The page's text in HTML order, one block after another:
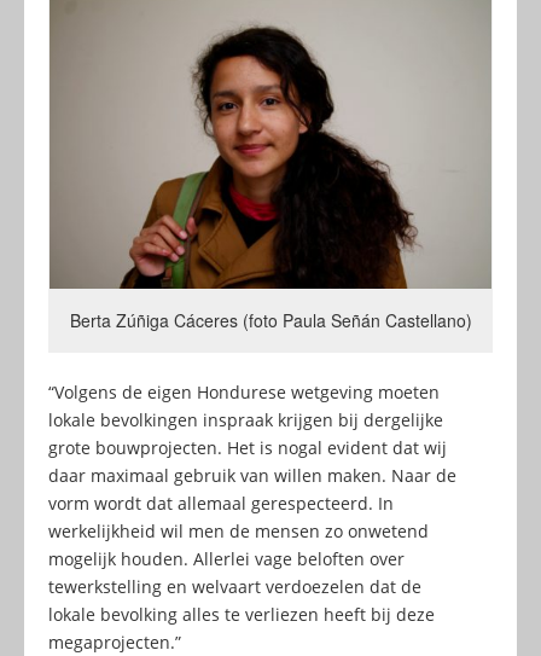
Berta Zúñiga Cáceres (foto Paula Señán Castellano)
“Volgens de eigen Hondurese wetgeving moeten
lokale bevolkingen inspraak krijgen bij dergelijke
grote bouwprojecten. Het is nogal evident dat wij
daar maximaal gebruik van willen maken. Naar de
vorm wordt dat allemaal gerespecteerd. In
werkelijkheid wil men de mensen zo onwetend
mogelijk houden. Allerlei vage beloften over
tewerkstelling en welvaart verdoezelen dat de
lokale bevolking alles te verliezen heeft bij deze
megaprojecten.”